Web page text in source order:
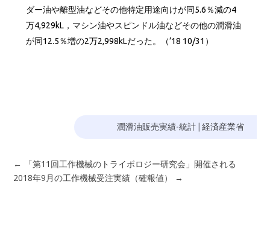
ダー油や離型油などその他特定用途向けが同5.6％減の4
万4,929kL，マシン油やスピンドル油などその他の潤滑油
が同12.5％増の2万2,998kLだった。（’18 10/31）
潤滑油販売実績-統計| 経済産業省
←
「第11回工作機械のトライボロジー研究会」開催される
2018年9月の工作機械受注実績（確報値）
→